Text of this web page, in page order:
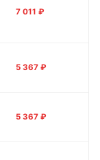
7 011 ₽
5 367 ₽
5 367 ₽